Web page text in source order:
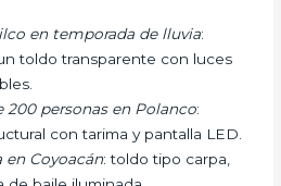
en temporada de lluvia:
toldo transparente con luces
200 personas en Polanco:
con tarima y pantalla LED.
en Coyoacán: toldo tipo carpa,